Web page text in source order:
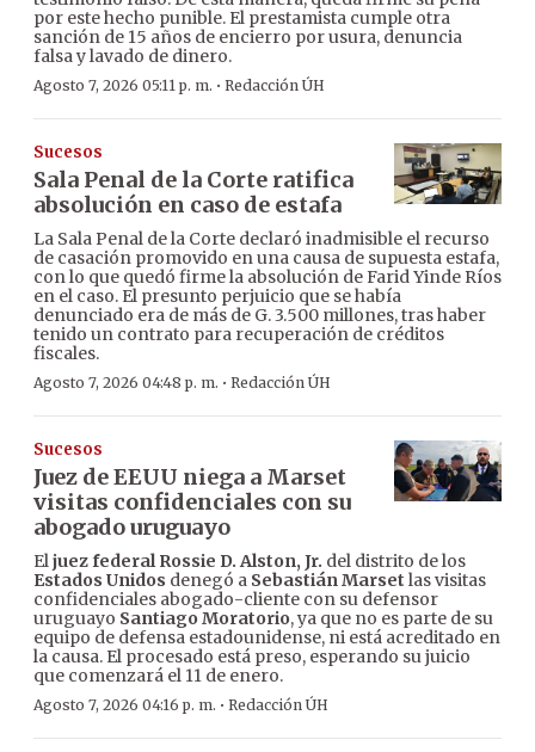
por este hecho punible. El prestamista cumple otra
sanción de 15 años de encierro por usura, denuncia
falsa y lavado de dinero.
Agosto 7, 2026 05:11 p. m. · Redacción ÚH
Sucesos
Sala Penal de la Corte ratifica
absolución en caso de estafa
La Sala Penal de la Corte declaró inadmisible el recurso
de casación promovido en una causa de supuesta estafa,
con lo que quedó firme la absolución de Farid Yinde Ríos
en el caso. El presunto perjuicio que se había
denunciado era de más de G. 3.500 millones, tras haber
tenido un contrato para recuperación de créditos
fiscales.
Agosto 7, 2026 04:48 p. m. · Redacción ÚH
Sucesos
Juez de EEUU niega a Marset
visitas confidenciales con su
abogado uruguayo
Eljuez federal Rossie D. Alston, Jr. del distrito de los
Estados Unidos denegó a Sebastián Marset las visitas
confidenciales abogado-cliente con su defensor
uruguayo Santiago Moratorio, ya que no es parte de su
equipo de defensa estadounidense, ni está acreditado en
la causa. El procesado está preso, esperando su juicio
que comenzará el 11 de enero.
Agosto 7, 2026 04:16 p. m. · Redacción ÚH